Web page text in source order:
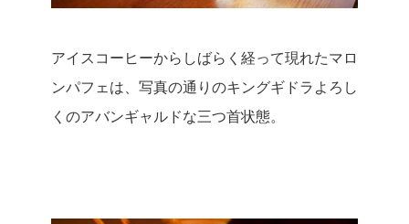
アイスコーヒーからしばらく経って現れたマロ
ンパフェは、写真の通りのキングギドラよろし
くのアバンギャルドな三つ首状態。